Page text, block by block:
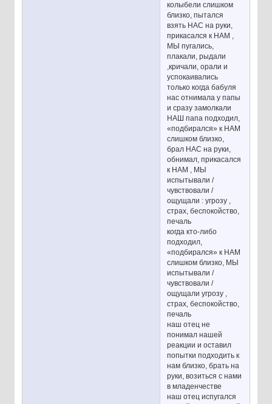
колыбели слишком
близко, пытался
взять НАС на руки,
прикасался к НАМ ,
МЫ пугались,
плакали, рыдали
,кричали, орали и
успокаивались
только когда бабуля
нас отнимала у папы
и сразу замолкали
НАШ папа подходил,
«подбирался» к НАМ
слишком близко,
брал НАС на руки,
обнимал, прикасался
к НАМ , МЫ
испытывали /
чувствовали /
ощущали : угрозу ,
страх, беспокойство,
печаль
когда кто-либо
подходил,
«подбирался» к НАМ
слишком близко, МЫ
испытывали /
чувствовали /
ощущали угрозу ,
страх, беспокойство,
печаль
наш отец не
понимал нашей
реакции и оставил
попытки подходить к
нам близко, брать на
руки, возиться с нами
в младенчестве
наш отец испугался